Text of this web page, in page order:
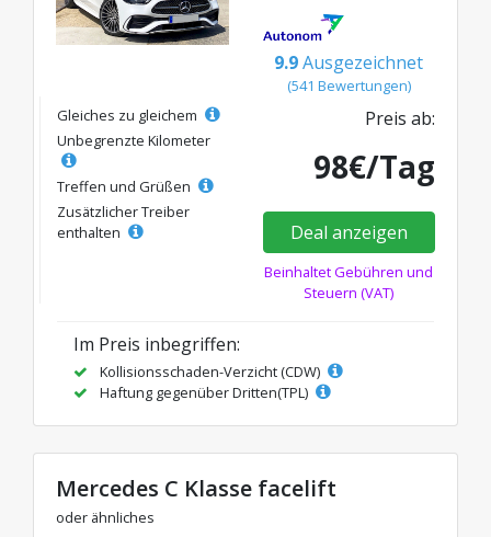
9.9Ausgezeichnet
(541 Bewertungen)
Gleiches zu gleichem
Unbegrenzte Kilometer
Treffen und Grüßen
Zusätzlicher Treiber
enthalten
Preis ab:
98€/Tag
Deal anzeigen
Beinhaltet Gebühren und
Steuern (VAT)
Im Preis inbegriffen:
Kollisionsschaden-Verzicht (CDW)
Haftung gegenüber Dritten(TPL)
Mercedes C Klasse facelift
oder ähnliches